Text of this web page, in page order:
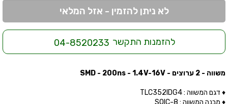
לא ניתן להזמין - אזל המלאי
להזמנות התקשר 04-8520233
משווה - 2 ערוצים - SMD - 200ns - 1.4V-16V
♦ דגם המשווה : TLC352IDG4
♦ מבנה המשווה : SOIC-8